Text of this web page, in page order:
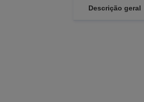
Descrição geral